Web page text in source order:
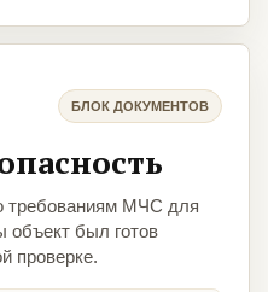
БЛОК ДОКУМЕНТОВ
требованиям МЧС для
объект был готов
проверке.